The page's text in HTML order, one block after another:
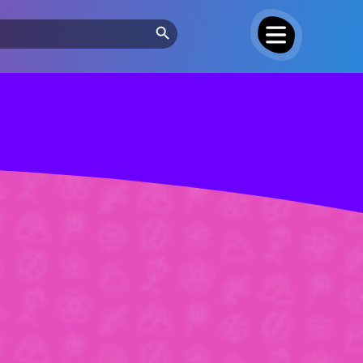
Search Button